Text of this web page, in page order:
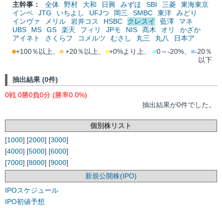
主幹事：
全体 野村 大和 日興 みずほ SBI 三菱
東海東京
インベ
JTG いちよし UFJつ 岡三 SMBC 東洋
みどり
インヴァ
メリル 岩井コス HSBC クレスイ 藍澤
マネ
UBS
MS GS 楽天 フィリ JPモ NIS 髙木 オリ
かざか
アイネト
さくらフ コメルツ むさし 丸三 丸八
日本ア
■+100％以上、 ■ +20％以上、 ■+0%より上、 ■0～-20%、 ■-20％
以下
抽出結果 (0件)
0戦 0勝0負0分 (勝率0.0%)
抽出結果が0件でした。
個別株リスト
[1000] [2000] [3000]
[4000] [5000] [6000]
[7000] [8000] [9000]
新規公開株(IPO)
IPOスケジュール
IPO初値予想